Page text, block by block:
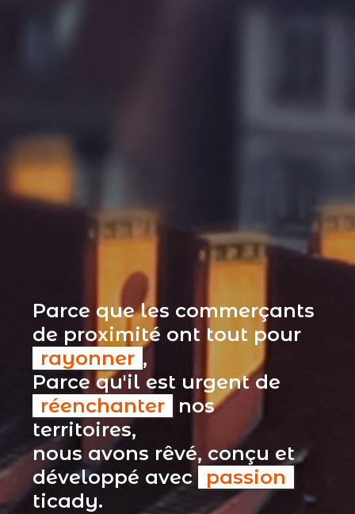
Parce que les commerçants
de proximité ont tout pour
rayonner ,
Parce qu'il est urgent de
réenchanter
nos
territoires,
nous avons rêvé, conçu et
développé avec passion
ticady.